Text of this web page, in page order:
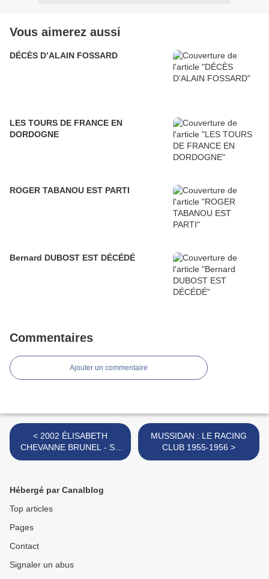
Vous aimerez aussi
DÉCÈS D’ALAIN FOSSARD
LES TOURS DE FRANCE EN
DORDOGNE
ROGER TABANOU EST PARTI
Bernard DUBOST EST DÉCÉDÉ
Commentaires
Ajouter un commentaire
< 2002 ÉLISABETH
CHEVANNE BRUNEL - SA
13° SAISON
MUSSIDAN : LE RACING
CLUB 1955-1956 >
Hébergé par Canalblog
Top articles
Pages
Contact
Signaler un abus